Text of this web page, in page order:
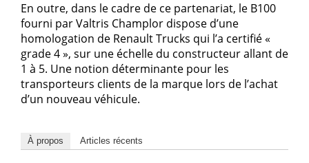
En outre, dans le cadre de ce partenariat, le B100
fourni par Valtris Champlor dispose d’une
homologation de Renault Trucks qui l’a certifié «
grade 4 », sur une échelle du constructeur allant de
1 à 5. Une notion déterminante pour les
transporteurs clients de la marque lors de l’achat
d’un nouveau véhicule.
À propos Articles récents